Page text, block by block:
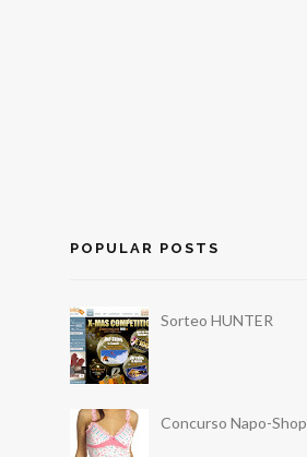
POPULAR POSTS
Sorteo HUNTER
Concurso Napo-Shop